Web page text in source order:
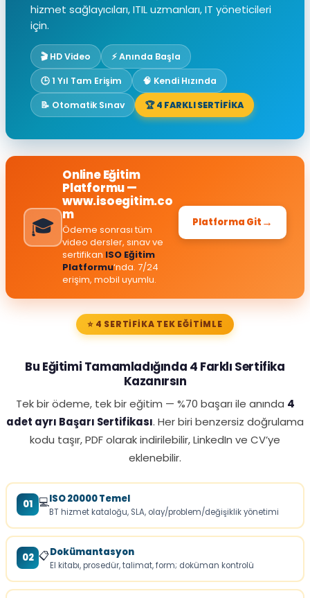
hizmet sağlayıcıları, ITIL uzmanları, IT yöneticileri
için.
🎬 HD Video ⚡ Anında Başla
🕒 1 Yıl Tam Erişim 🧠 Kendi Hızında
📝 Otomatik Sınav 🏆 4 FARKLI SERTİFİKA
🎓
Online Eğitim
Platformu —
www.isoegitim.co
m
Ödeme sonrası tüm
video dersler, sınav ve
sertifikan ISO Eğitim
Platformu‘nda. 7/24
erişim, mobil uyumlu.
Platforma Git →
⭐ 4 SERTIFIKA TEK EĞITIMLE
Bu Eğitimi Tamamladığında 4 Farklı Sertifika
Kazanırsın
Tek bir ödeme, tek bir eğitim — %70 başarı ile anında 4
adet ayrı Başarı Sertifikası. Her biri benzersiz doğrulama
kodu taşır, PDF olarak indirilebilir, LinkedIn ve CV’ye
eklenebilir.
01 💻ISO 20000 Temel
BT hizmet kataloğu, SLA, olay/problem/değişiklik yönetimi
02 📋Dokümantasyon
El kitabı, prosedür, talimat, form; doküman kontrolü